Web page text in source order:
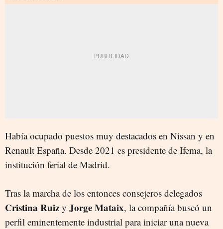
Había ocupado puestos muy destacados en Nissan y en
Renault España. Desde 2021 es presidente de Ifema, la
institución ferial de Madrid.
Tras la marcha de los entonces consejeros delegados
Cristina Ruiz y Jorge Mataix, la compañía buscó un
perfil eminentemente industrial para iniciar una nueva